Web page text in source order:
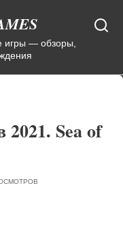
игры — обзоры,
2021. Sea of